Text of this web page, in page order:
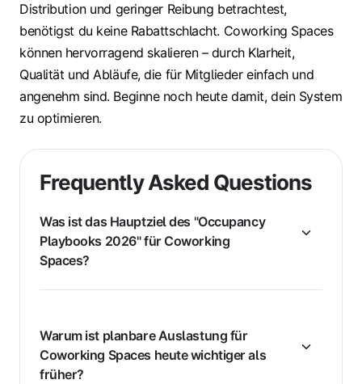
Distribution und geringer Reibung betrachtest,
benötigst du keine Rabattschlacht. Coworking Spaces
können hervorragend skalieren – durch Klarheit,
Qualität und Abläufe, die für Mitglieder einfach und
angenehm sind. Beginne noch heute damit, dein System
zu optimieren.
Frequently Asked Questions
Was ist das Hauptziel des "Occupancy
Playbooks 2026" für Coworking
Spaces?
Warum ist planbare Auslastung für
Coworking Spaces heute wichtiger als
früher?